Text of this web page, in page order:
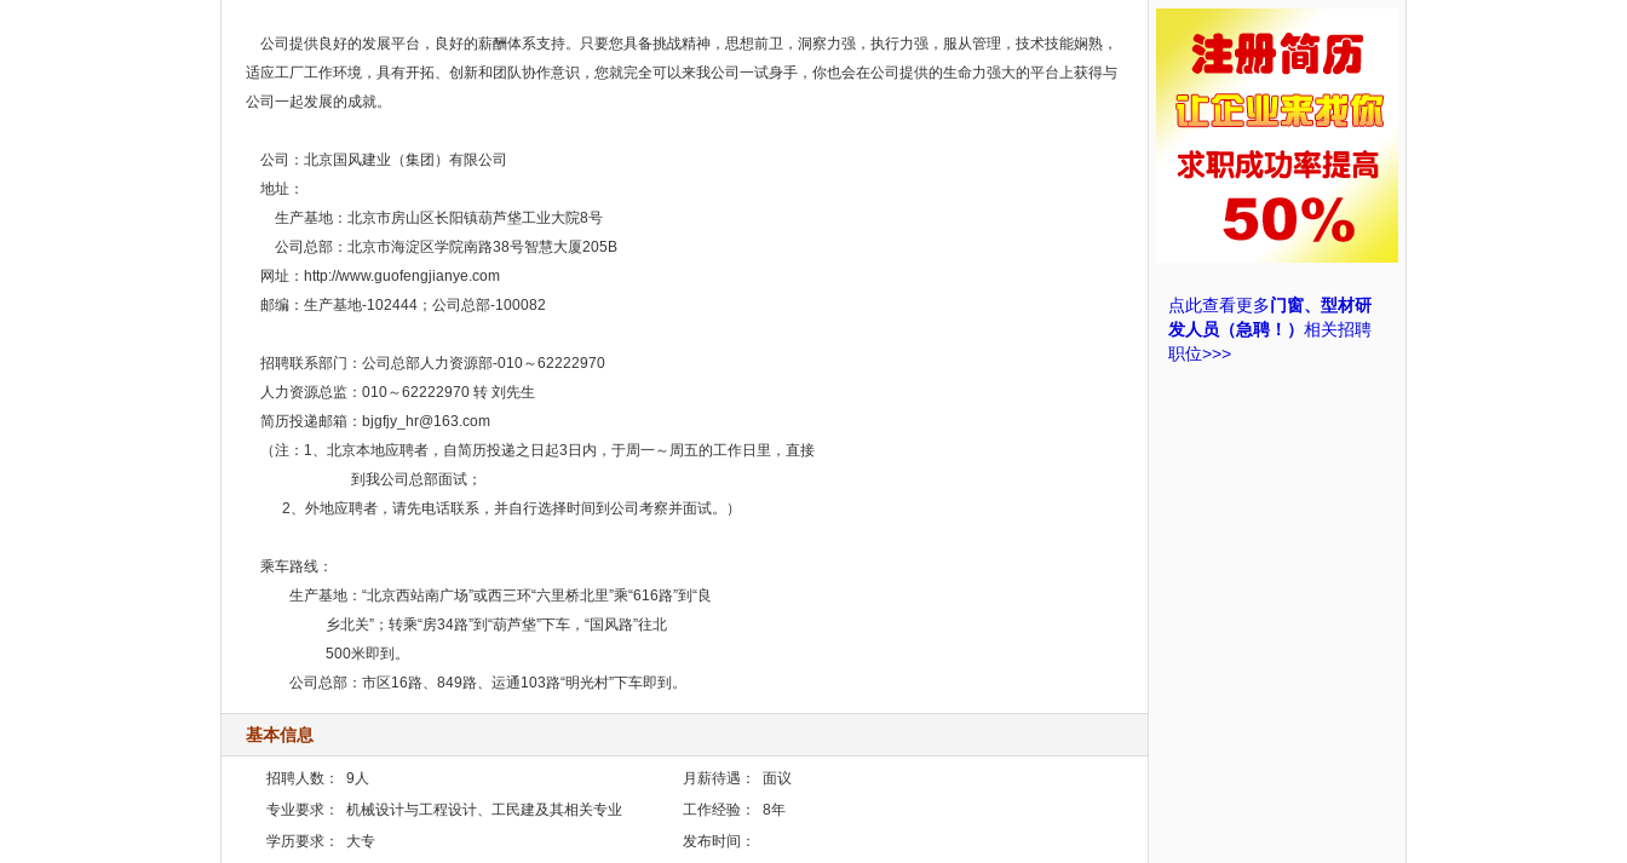
公司提供良好的发展平台，良好的薪酬体系支持。只要您具备挑战精神，思想前卫，洞察力强，执行力强，服从管理，技术技能娴熟，
适应工厂工作环境，具有开拓、创新和团队协作意识，您就完全可以来我公司一试身手，你也会在公司提供的生命力强大的平台上获得与
公司一起发展的成就。
公司：北京国风建业（集团）有限公司
地址：
生产基地：北京市房山区长阳镇葫芦垡工业大院8号
公司总部：北京市海淀区学院南路38号智慧大厦205B
网址：http://www.guofengjianye.com
邮编：生产基地-102444；公司总部-100082
招聘联系部门：公司总部人力资源部-010～62222970
人力资源总监：010～62222970 转 刘先生
简历投递邮箱：bjgfjy_hr@163.com
（注：1、北京本地应聘者，自简历投递之日起3日内，于周一～周五的工作日里，直接
到我公司总部面试；
2、外地应聘者，请先电话联系，并自行选择时间到公司考察并面试。）
乘车路线：
生产基地：“北京西站南广场”或西三环“六里桥北里”乘“616路”到“良
乡北关”；转乘“房34路”到“葫芦垡”下车，“国风路”往北
500米即到。
公司总部：市区16路、849路、运通103路“明光村”下车即到。
基本信息
招聘人数： 9人 月薪待遇：
面议
专业要求：
机械设计与工程设计、工民建及其相关专业 工作经验：
8年
学历要求：
大专 发布时间：
点此查看更多门窗、型材研
发人员（急聘！） 相关招聘
职位>>>